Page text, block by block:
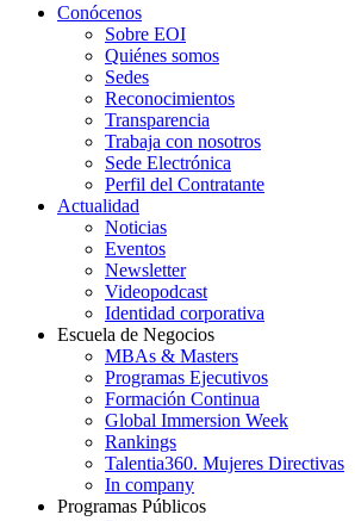
Conócenos
Sobre EOI
Quiénes somos
Sedes
Reconocimientos
Transparencia
Trabaja con nosotros
Sede Electrónica
Perfil del Contratante
Actualidad
Noticias
Eventos
Newsletter
Videopodcast
Identidad corporativa
Escuela de Negocios
MBAs & Masters
Programas Ejecutivos
Formación Continua
Global Immersion Week
Rankings
Talentia360. Mujeres Directivas
In company
Programas Públicos